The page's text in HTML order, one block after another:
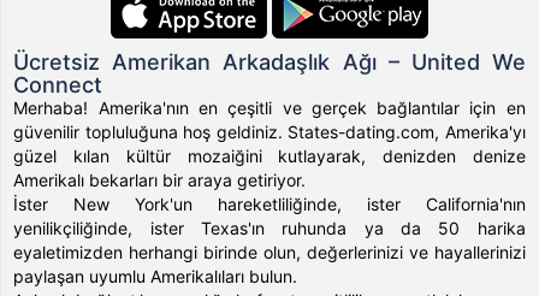
Ücretsiz Amerikan Arkadaşlık Ağı – United We
Connect
Merhaba! Amerika'nın en çeşitli ve gerçek bağlantılar için en
güvenilir topluluğuna hoş geldiniz. States-dating.com, Amerika'yı
güzel kılan kültür mozaiğini kutlayarak, denizden denize
Amerikalı bekarları bir araya getiriyor.
İster New York'un hareketliliğinde, ister California'nın
yenilikçiliğinde, ister Texas'ın ruhunda ya da 50 harika
eyaletimizden herhangi birinde olun, değerlerinizi ve hayallerinizi
paylaşan uyumlu Amerikalıları bulun.